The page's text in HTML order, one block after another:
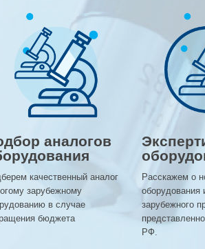
аналогов
качественный аналог
зарубежному
в случае
бюджета
Расскажем о
оборудования
зарубежного
РФ.